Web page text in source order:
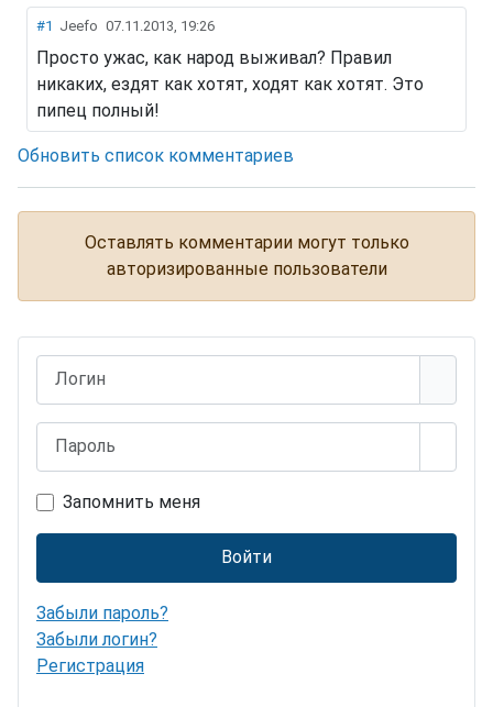
#1 Jeefo 07.11.2013, 19:26
Просто ужас, как народ выживал? Правил
никаких, ездят как хотят, ходят как хотят. Это
пипец полный!
Обновить список комментариев
Оставлять комментарии могут только
авторизированные пользователи
Запомнить меня
Войти
Забыли пароль?
Забыли логин?
Регистрация